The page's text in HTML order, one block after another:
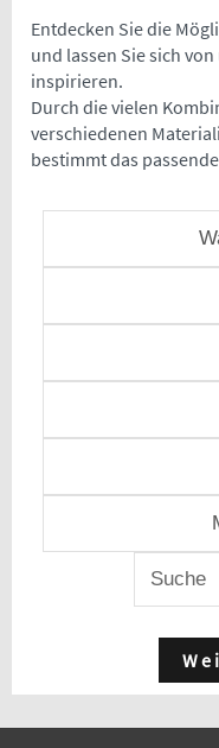
Entdecken Sie die
und lassen Sie sich
inspirieren.
Durch die vielen
verschiedenen
bestimmt das